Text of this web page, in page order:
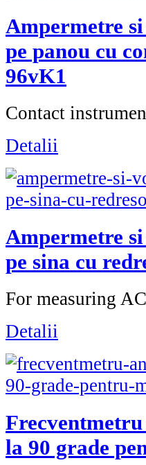
Ampermetre
pe panou cu
96vK1
Contact
Detalii
Ampermetre
pe sina cu
For measuring
Detalii
la 90 grade